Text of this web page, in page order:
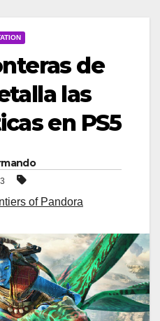
de
las
en PS5
of Pandora